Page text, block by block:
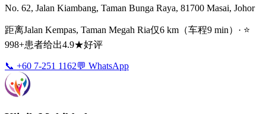
No. 62, Jalan Kiambang, Taman Bunga Raya, 81700 Masai, Johor
距离Jalan Kempas, Taman Megah Ria仅6 km（车程9 min）· ⭐
998+患者给出4.9★好评
📞 +60 7-251 1162💬 WhatsApp